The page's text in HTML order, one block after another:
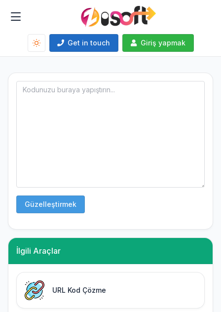
Get in touch Giriş yapmak
Güzelleştirmek
İlgili Araçlar
URL Kod Çözme